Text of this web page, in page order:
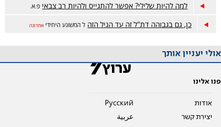
למה להיות שלילי? אפשר להתגייס ולהיות רב צבאי פ.א.
כן, גם בגבוהה דת"ל זה עד הגיל הזה ל המשוגע היחידי אחרונה
אולי יעניין אותך
פנו אלינו
אודות
יצירת קשר
Pусский
عربية